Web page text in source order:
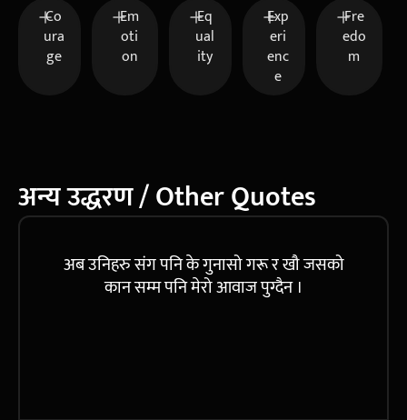
Co
ura
ge
Em
oti
on
Eq
ual
ity
Exp
eri
enc
e
Fre
edo
m
अन्य उद्धरण / Other Quotes
अब उनिहरु संग पनि के गुनासो गरू र खौ जसको
कान सम्म पनि मेरो आवाज पुग्दैन ।